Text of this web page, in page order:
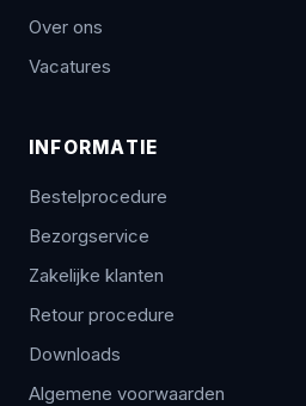
Over ons
Vacatures
INFORMATIE
Bestelprocedure
Bezorgservice
Zakelijke klanten
Retour procedure
Downloads
Algemene voorwaarden